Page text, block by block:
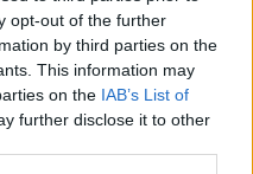
opt-out of the further
by third parties on the
This information may
on the IAB’s List of
further disclose it to other